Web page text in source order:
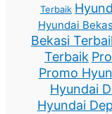
Terbaik
Hyundai
Bekasi
Terbaik
Promo
Hyundai
Hyundai